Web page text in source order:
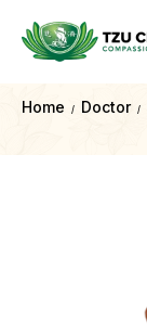
Home / Doctor /